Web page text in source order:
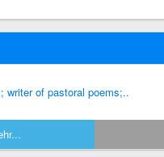
writer of pastoral poems;..